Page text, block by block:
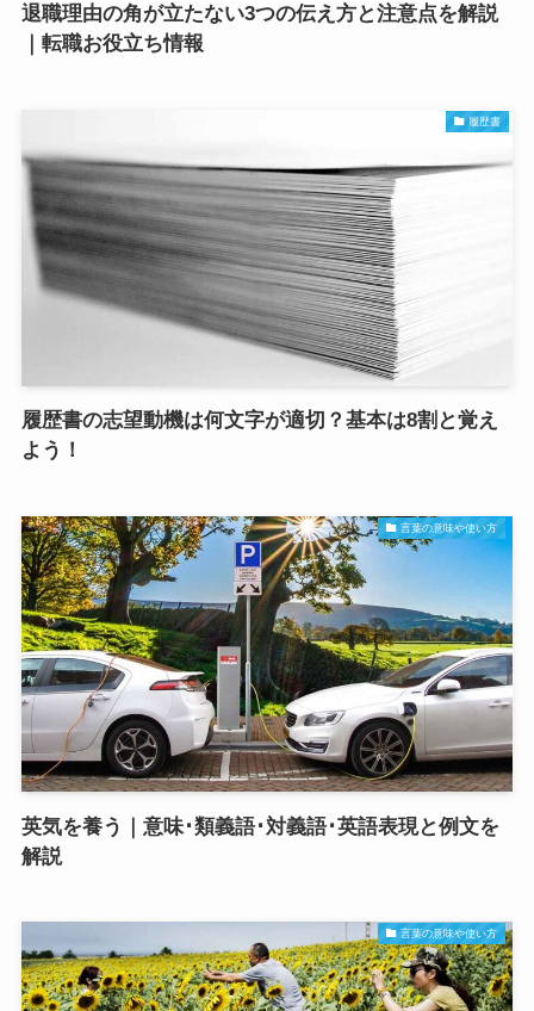
退職理由の角が立たない3つの伝え方と注意点を解説
｜転職お役立ち情報
履歴書
履歴書の志望動機は何文字が適切？基本は8割と覚え
よう！
言葉の意味や使い方
英気を養う｜意味･類義語･対義語･英語表現と例文を
解説
言葉の意味や使い方